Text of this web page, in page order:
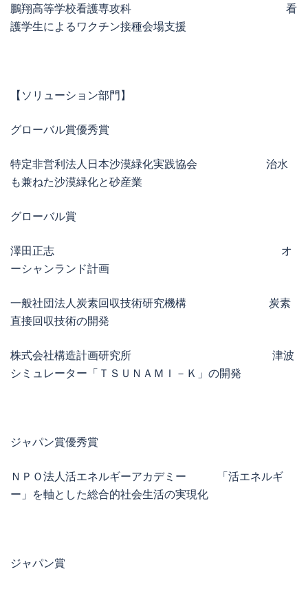
鵬翔高等学校看護専攻科 看
護学生によるワクチン接種会場支援
【ソリューション部門】
グローバル賞優秀賞
特定非営利法人日本沙漠緑化実践協会 治水
も兼ねた沙漠緑化と砂産業
グローバル賞
澤田正志 オ
ーシャンランド計画
一般社団法人炭素回収技術研究機構 炭素
直接回収技術の開発
株式会社構造計画研究所 津波
シミュレーター「ＴＳＵＮＡＭＩ－Ｋ」の開発
ジャパン賞優秀賞
ＮＰＯ法人活エネルギーアカデミー 「活エネルギ
ー」を軸とした総合的社会生活の実現化
ジャパン賞